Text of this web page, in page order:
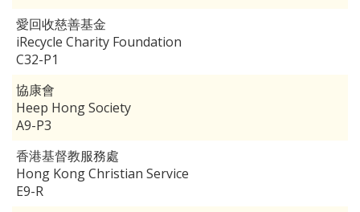
愛回收慈善基金
iRecycle Charity Foundation
C32-P1
協康會
Heep Hong Society
A9-P3
香港基督教服務處
Hong Kong Christian Service
E9-R